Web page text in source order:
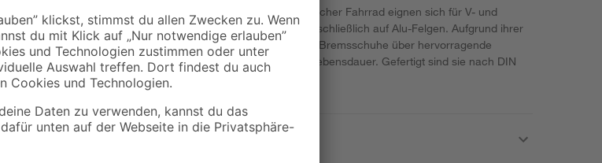
Diese beiden klemmbaren Bremsschuhe von Fischer Fahrrad eignen sich für V- und
Cantilever-Bremsen. Zu verwenden sind sie ausschließlich auf Alu-Felgen. Aufgrund ihrer
hochwertigen Keramikbestandteile verfügen die Bremsschuhe über hervorragende
Bremseigenschaften und erreichen eine hohe Lebensdauer. Gefertigt sind sie nach DIN
EN 14766.